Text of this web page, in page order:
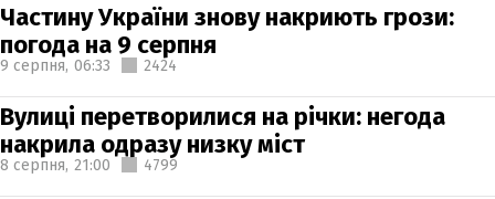
Частину України знову накриють грози:
погода на 9 серпня
9 серпня, 06:33 2424
Вулиці перетворилися на річки: негода
накрила одразу низку міст
8 серпня, 21:00 4799